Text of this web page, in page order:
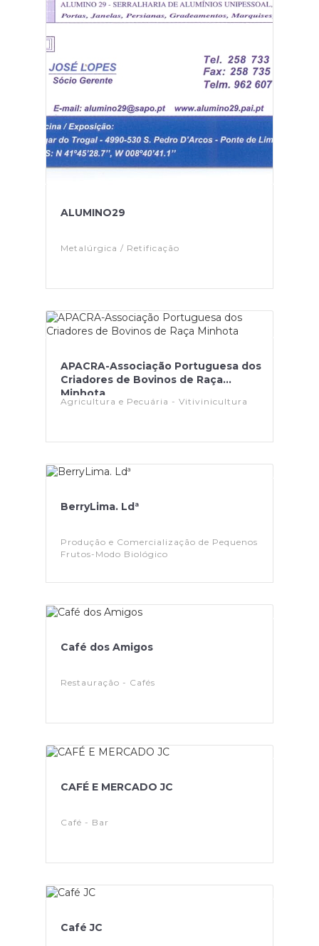
ALUMINO29
Metalúrgica / Retificação
APACRA-Associação Portuguesa dos
Criadores de Bovinos de Raça
Minhota
Agricultura e Pecuária - Vitivinicultura
BerryLima. Ldª
Produção e Comercialização de Pequenos
Frutos-Modo Biológico
Café dos Amigos
Restauração - Cafés
CAFÉ E MERCADO JC
Café - Bar
Café JC